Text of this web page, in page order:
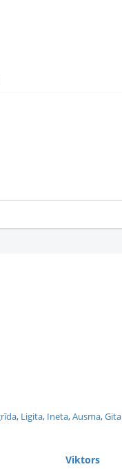
, Ligita, Ineta,Ausma,Gita
Viktors